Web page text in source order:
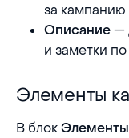
за кампанию
Описание —
и заметки
Элементы
Элементы
В блок Элементы